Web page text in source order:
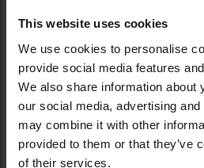
This website uses cookies
We use cookies to personalise
provide social media features
We also share information about
our social media, advertising
may combine it with other
provided to them or that they’ve
of their services.
pasjonatów aktywności
należy do czołówki polskich
segmencie militarno-
DANE